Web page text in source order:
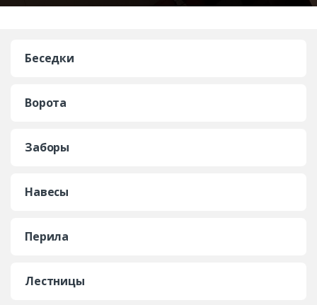
Беседки
Ворота
Заборы
Навесы
Перила
Лестницы